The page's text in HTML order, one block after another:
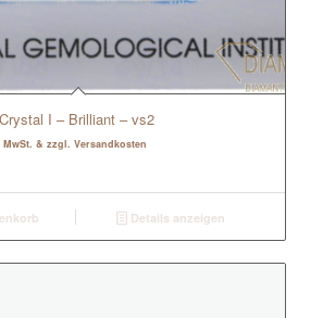
I – Brilliant – vs2
MwSt. & zzgl. Versandkosten
Details anzeigen